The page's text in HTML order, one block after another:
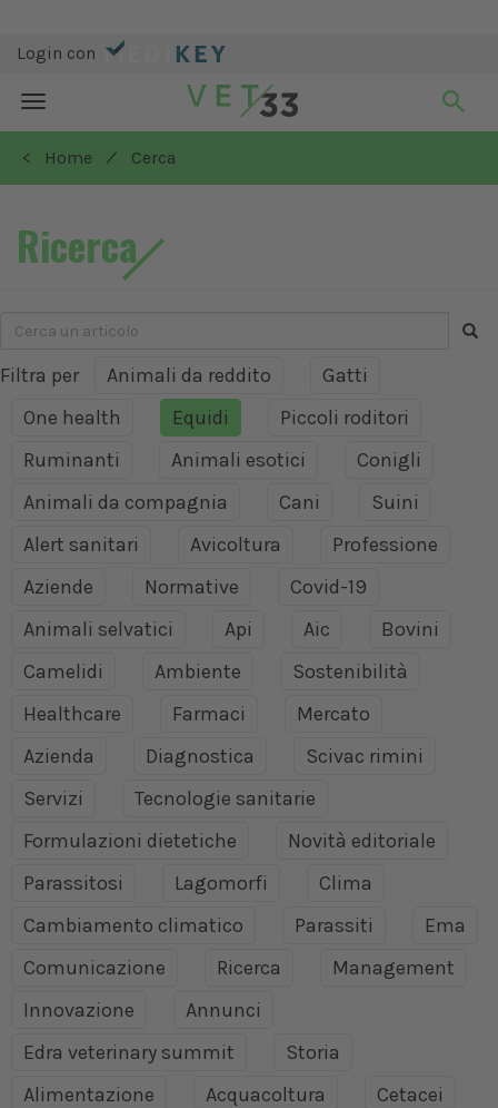
Login con
Toggle
navigation
< Home
/ Cerca
Ricerca
Filtra per Animali da reddito
Gatti
One health
Equidi
Piccoli roditori
Ruminanti
Animali esotici
Conigli
Animali da compagnia
Cani
Suini
Alert sanitari
Avicoltura
Professione
Aziende
Normative
Covid-19
Animali selvatici
Api Aic
Bovini
Camelidi
Ambiente
Sostenibilità
Healthcare
Farmaci
Mercato
Azienda
Diagnostica
Scivac rimini
Servizi
Tecnologie sanitarie
Formulazioni dietetiche
Novità editoriale
Parassitosi
Lagomorfi
Clima
Cambiamento climatico
Parassiti
Ema
Comunicazione
Ricerca
Management
Innovazione
Annunci
Edra veterinary summit
Storia
Alimentazione
Acquacoltura
Cetacei